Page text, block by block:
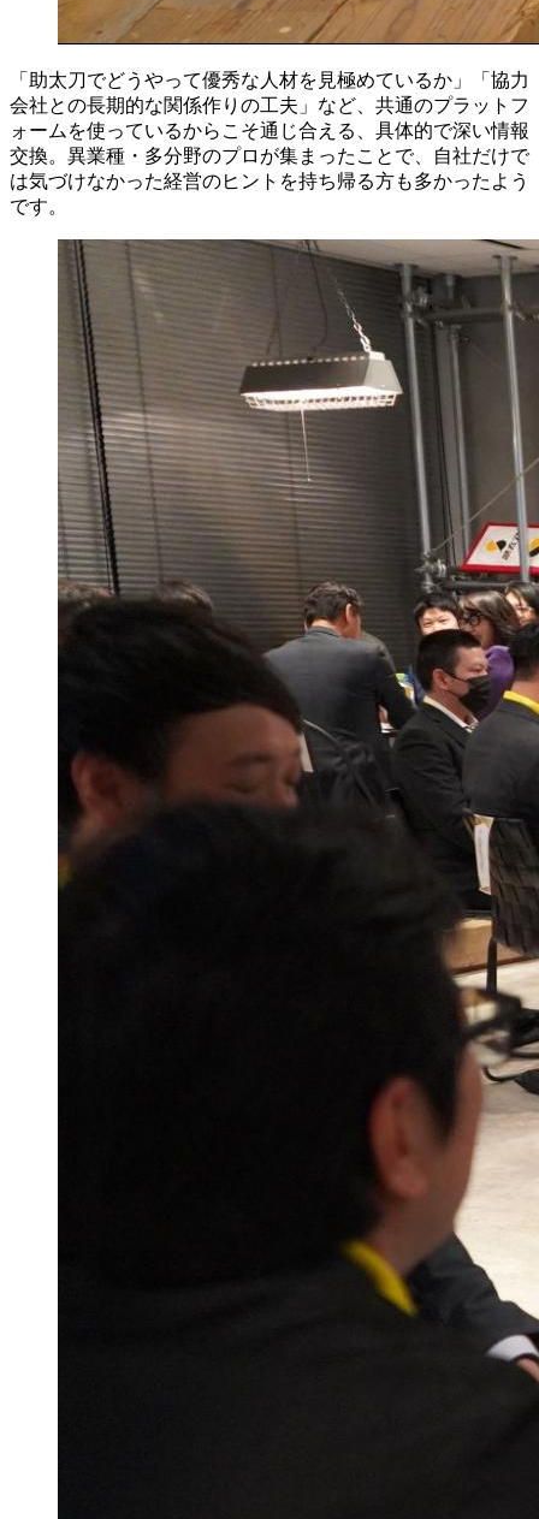
「助太刀でどうやって優秀な人材を見極めているか」「協力
会社との長期的な関係作りの工夫」など、共通のプラットフ
ォームを使っているからこそ通じ合える、具体的で深い情報
交換。異業種・多分野のプロが集まったことで、自社だけで
は気づけなかった経営のヒントを持ち帰る方も多かったよう
です。